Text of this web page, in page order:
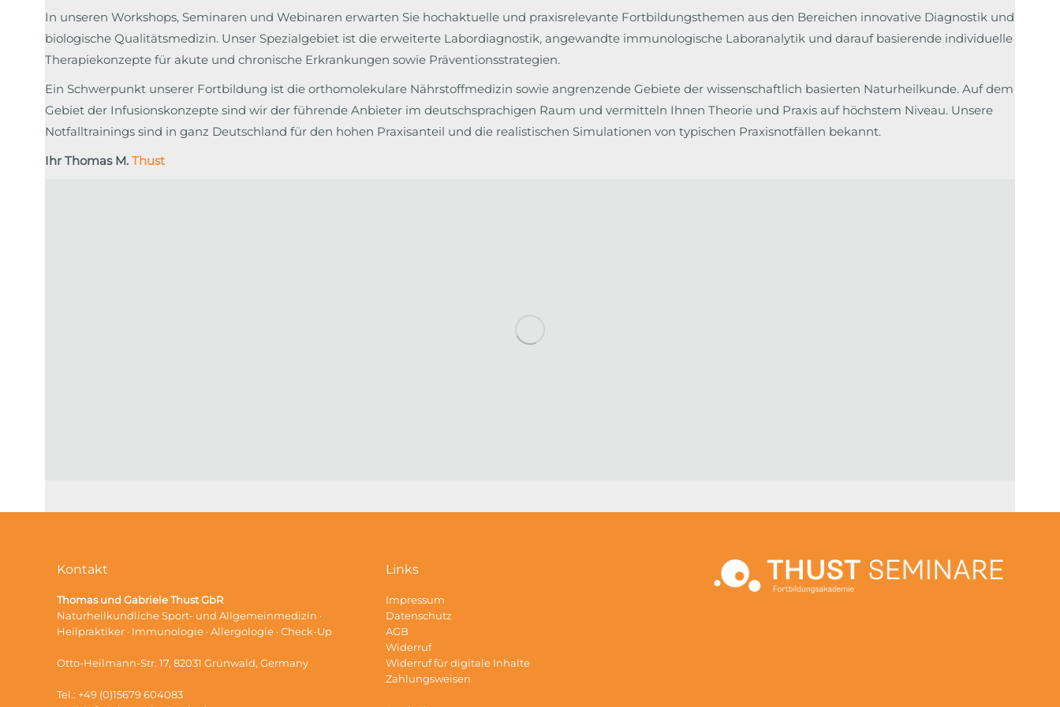
In unseren Workshops, Seminaren und Webinaren erwarten Sie hochaktuelle und praxisrelevante Fortbildungsthemen aus den Bereichen innovative Diagnostik und
biologische Qualitätsmedizin. Unser Spezialgebiet ist die erweiterte Labordiagnostik, angewandte immunologische Laboranalytik und darauf basierende individuelle
Therapiekonzepte für akute und chronische Erkrankungen sowie Präventionsstrategien.
Ein Schwerpunkt unserer Fortbildung ist die orthomolekulare Nährstoffmedizin sowie angrenzende Gebiete der wissenschaftlich basierten Naturheilkunde. Auf dem
Gebiet der Infusionskonzepte sind wir der führende Anbieter im deutschsprachigen Raum und vermitteln Ihnen Theorie und Praxis auf höchstem Niveau. Unsere
Notfalltrainings sind in ganz Deutschland für den hohen Praxisanteil und die realistischen Simulationen von typischen Praxisnotfällen bekannt.
Ihr Thomas M. Thust
Kontakt
Thomas und Gabriele Thust GbR
Naturheilkundliche Sport- und Allgemeinmedizin ·
Heilpraktiker · Immunologie · Allergologie · Check-Up
Otto-Heilmann-Str. 17, 82031 Grünwald, Germany
Tel.: +49 (0)15679 604083
Links
Impressum
Datenschutz
AGB
Widerruf
Widerruf für digitale Inhalte
Zahlungsweisen